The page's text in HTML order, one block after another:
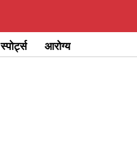
स्पोर्ट्स आरोग्य